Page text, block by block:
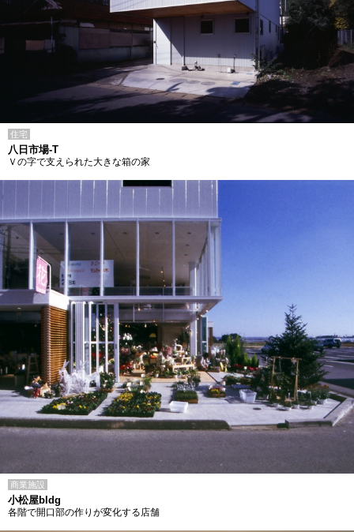
住宅
八日市場-T
Ｖの字で支えられた大きな箱の家
商業施設
小松屋bldg
各階で開口部の作りが変化する店舗